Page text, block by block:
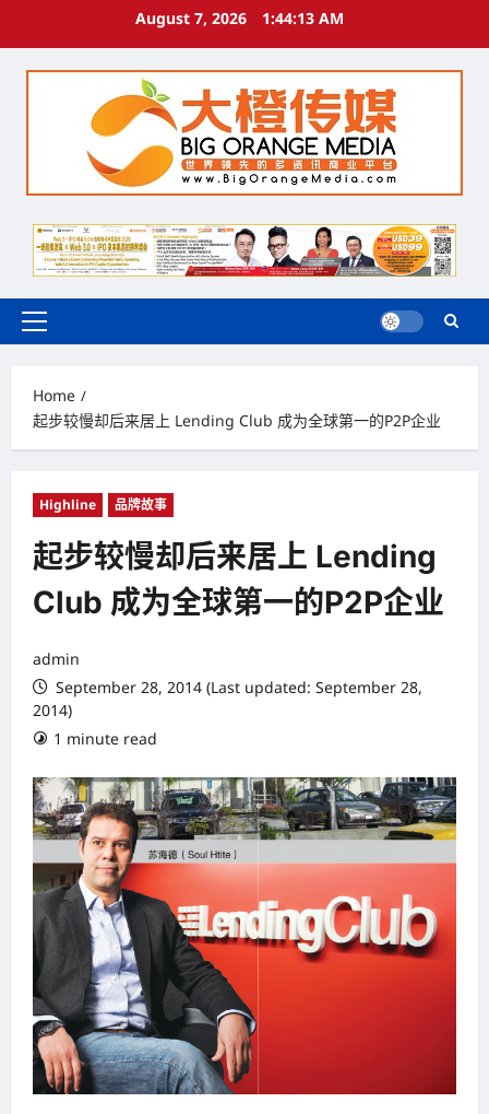
August 7, 2026 1:44:14 AM
Primary
Home
起步较慢却后来居上 Lending Club 成为全球第一的P2P企业
Highline 品牌故事
起步较慢却后来居上 Lending
Club 成为全球第一的P2P企业
admin
September 28, 2014 (Last updated: September 28,
2014)
1 minute read